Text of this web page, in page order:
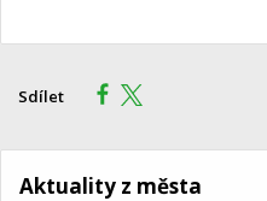
Sdílet
Aktuality z města